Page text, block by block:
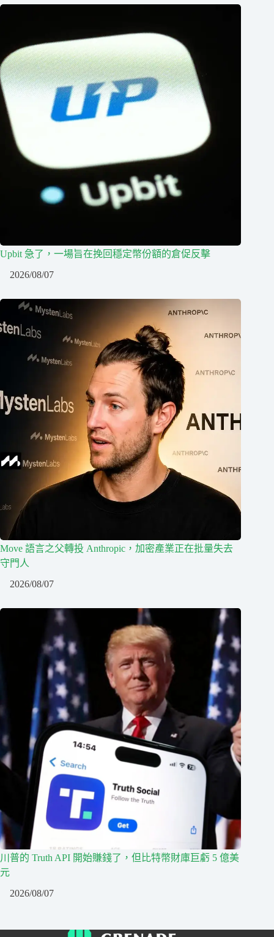
Upbit 急了，一場旨在挽回穩定幣份額的倉促反擊
2026/08/07
Move 語言之父轉投 Anthropic，加密產業正在批量失去
守門人
2026/08/07
川普的 Truth API 開始賺錢了，但比特幣財庫巨虧 5 億美
元
2026/08/07